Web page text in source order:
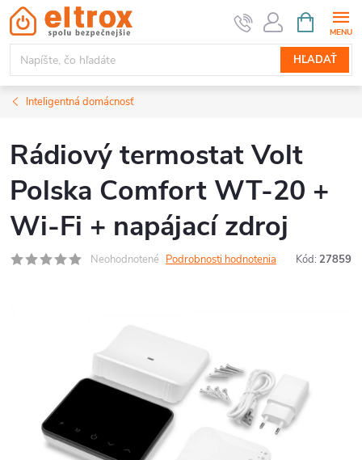
Prejsť
na
obsah
HĽADAŤ
KOŠÍK
Inteligentná domácnosť
Rádiový termostat Volt
Polska Comfort WT-20 +
Wi-Fi + napájací zdroj
Neohodnotené Podrobnosti hodnotenia Kód: 27859